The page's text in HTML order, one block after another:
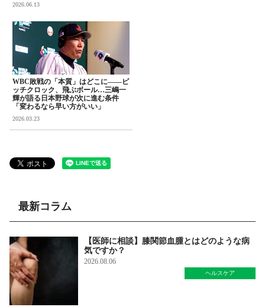
2026.06.13
WBC敗戦の「本質」はどこに――ピ
ッチクロック、飛ぶボール…三嶋一
輝が語る日本野球が次に進む条件
「変わるなら早い方がいい」
2026.03.23
最新コラム
【医師に相談】膝関節血腫とはどのような病
気ですか？
2026.08.06
ヘルスケア